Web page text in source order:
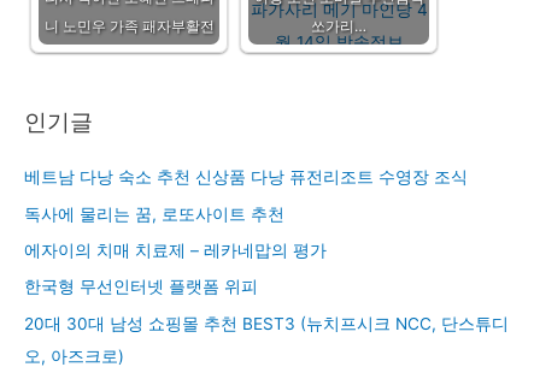
니 노민우 가족 패자부활전
쏘가리…
인기글
베트남 다낭 숙소 추천 신상품 다낭 퓨전리조트 수영장 조식
독사에 물리는 꿈, 로또사이트 추천
에자이의 치매 치료제 – 레카네맙의 평가
한국형 무선인터넷 플랫폼 위피
20대 30대 남성 쇼핑몰 추천 BEST3 (뉴치프시크 NCC, 단스튜디
오, 아즈크로)